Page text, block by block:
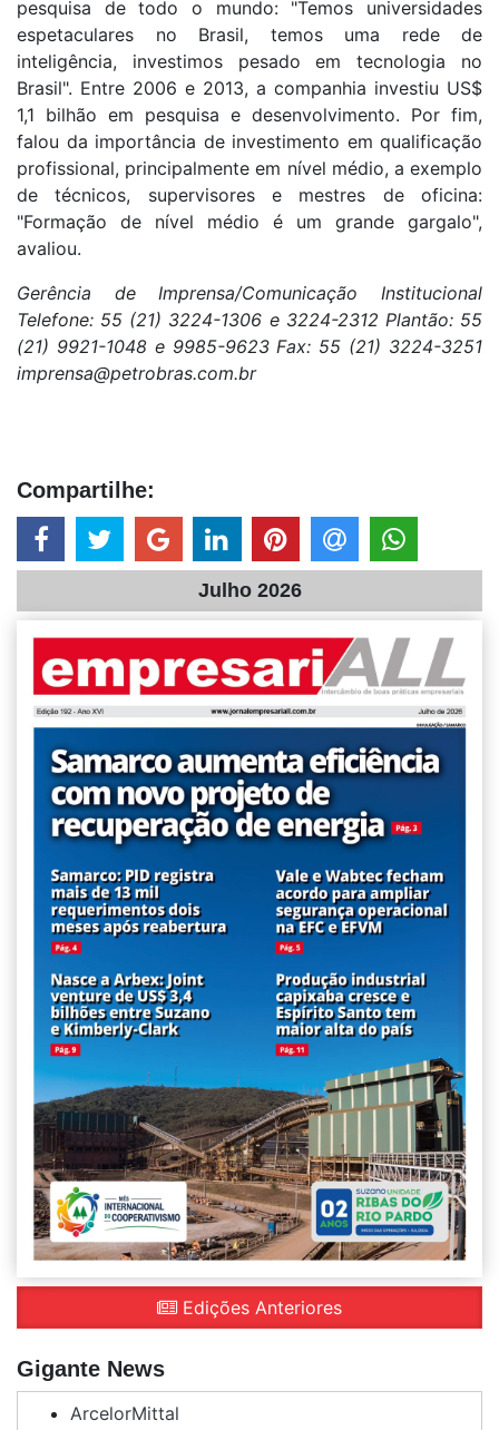
pesquisa de todo o mundo: "Temos universidades
espetaculares no Brasil, temos uma rede de
inteligência, investimos pesado em tecnologia no
Brasil". Entre 2006 e 2013, a companhia investiu US$
1,1 bilhão em pesquisa e desenvolvimento. Por fim,
falou da importância de investimento em qualificação
profissional, principalmente em nível médio, a exemplo
de técnicos, supervisores e mestres de oficina:
"Formação de nível médio é um grande gargalo",
avaliou.
Gerência de Imprensa/Comunicação Institucional
Telefone: 55 (21) 3224-1306 e 3224-2312 Plantão: 55
(21) 9921-1048 e 9985-9623 Fax: 55 (21) 3224-3251
imprensa@petrobras.com.br
Compartilhe:
Julho 2026
Edições Anteriores
Gigante News
ArcelorMittal